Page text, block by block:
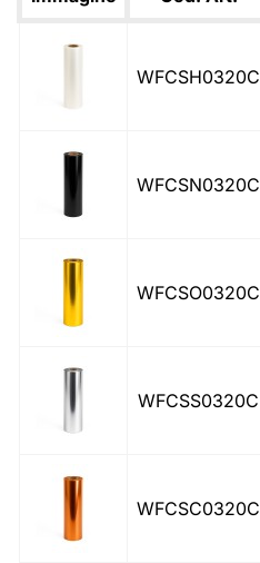
WFCSH0320C
WFCSN0320C
WFCSO0320C
WFCSS0320C
WFCSC0320C